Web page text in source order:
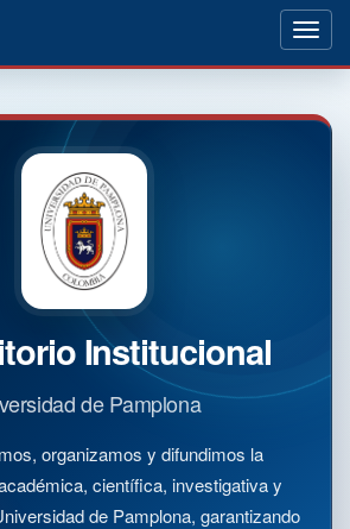
Institucional
de Pamplona
organizamos y difundimos la
científica, investigativa y
de Pamplona, garantizando